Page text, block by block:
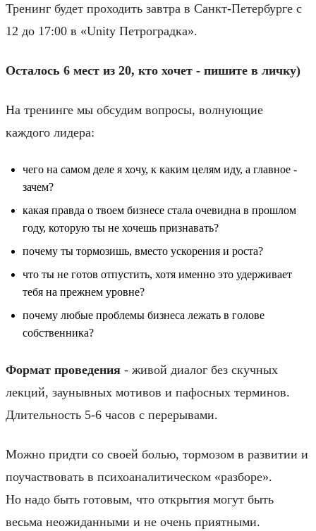
Тренинг будет проходить завтра в Санкт-Петербурге с
12 до 17:00 в «Unity Петроградка».
Осталось 6 мест из 20, кто хочет - пишите в личку)
На тренинге мы обсудим вопросы, волнующие
каждого лидера:
чего на самом деле я хочу, к каким целям иду, а главное -
зачем?
какая правда о твоем бизнесе стала очевидна в прошлом
году, которую ты не хочешь признавать?
почему ты тормозишь, вместо ускорения и роста?
что ты не готов отпустить, хотя именно это удерживает
тебя на прежнем уровне?
почему любые проблемы бизнеса лежать в голове
собственника?
Формат проведения - живой диалог без скучных
лекций, заунывных мотивов и пафосных терминов.
Длительность 5-6 часов с перерывами.
Можно придти со своей болью, тормозом в развитии и
поучаствовать в психоаналитическом «разборе».
Но надо быть готовым, что открытия могут быть
весьма неожиданными и не очень приятными.